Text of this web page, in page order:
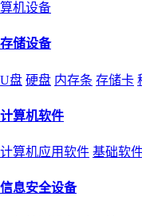
算机设备
存储设备
U盘 硬盘 内存条 存储卡
计算机软件
计算机应用软件 基础软
信息安全设备